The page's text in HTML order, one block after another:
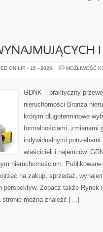
ON LIP - 15 - 2026
MOŻLIWOŚĆ
GDNK – praktyczny
nieruchomości Branża
którym długoterminowe
formalnościami, zmianami
indywidualnymi
właścicieli i najemców.
nieruchomościom. Publikowane
na zakup, sprzedaż,
perspektyw. Zobacz także Rynek
stronie można znaleźć […]